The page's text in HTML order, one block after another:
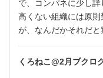
で、コンパネに少し
高くない組織には原
が、なんだかそれだと
くろねこ@2月ブクロ